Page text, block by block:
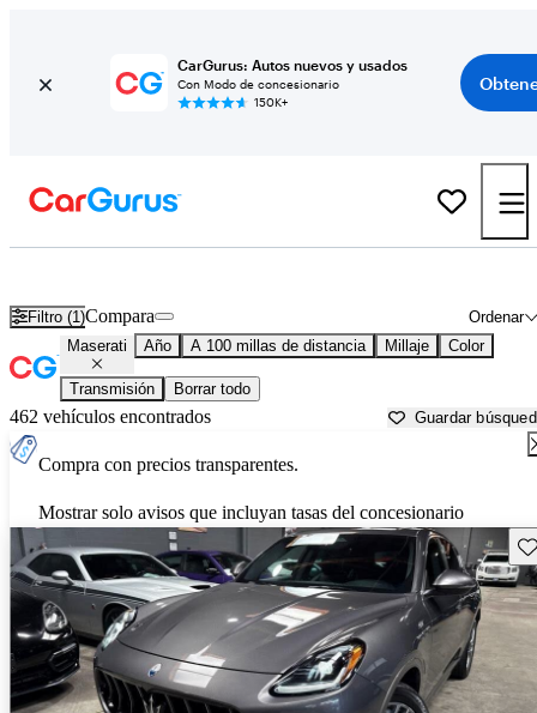
CarGurus: Autos nuevos y usados
Con Modo de concesionario
150K+
Filtro (1) Ordenar
Compara
Maserati Año A 100 millas de distancia Millaje Color
Transmisión Borrar todo
462 vehículos encontrados Guardar
Compra con precios transparentes.
Mostrar solo avisos que incluyan tasas del concesionario